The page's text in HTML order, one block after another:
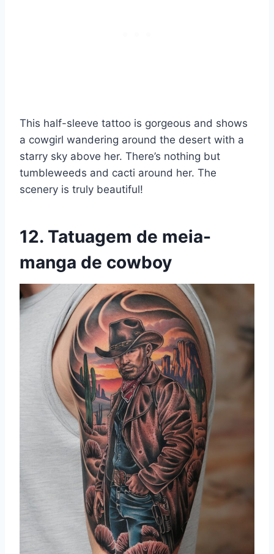
This half-sleeve tattoo is gorgeous and shows
a cowgirl wandering around the desert with a
starry sky above her. There’s nothing but
tumbleweeds and cacti around her. The
scenery is truly beautiful!
12. Tatuagem de meia-
manga de cowboy